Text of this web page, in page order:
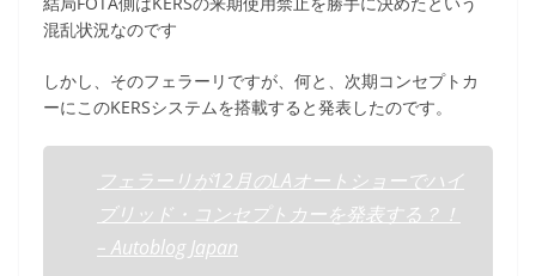
混乱状況なのです
しかし、そのフェラーリですが、何と、次期コンセプトカ
ーにこのKERSシステムを搭載すると発表したのです。
フェラーリが12月のLAオートショーでハイ
ブリッド・コンセプトカーを発表する？！
– Autoblog Japan